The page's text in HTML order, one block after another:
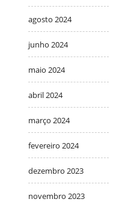
agosto 2024
junho 2024
maio 2024
abril 2024
março 2024
fevereiro 2024
dezembro 2023
novembro 2023